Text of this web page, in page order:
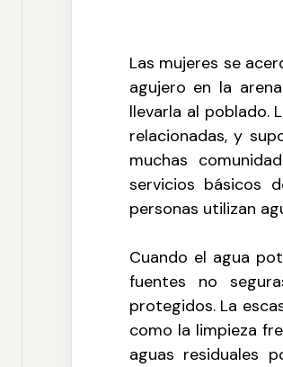
Las mujeres se
agujero en la
llevarla al poblado.
relacionadas, y
muchas
servicios básicos
personas utilizan
Cuando el agua
fuentes no
protegidos. La
como la limpieza
aguas residuales